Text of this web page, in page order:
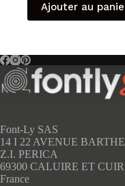
Ajouter au
Font-Ly SAS
14 I 22 AVENUE
Z.I. PERICA
69300 CALUIRE ET
France